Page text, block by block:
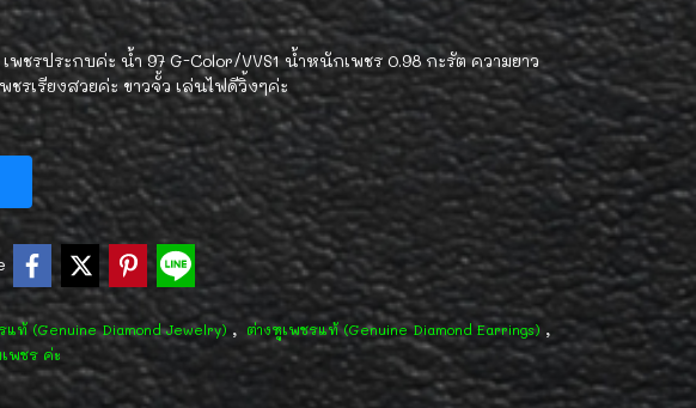
พชรประกบค่ะ น้ำ 97 G-Color/VVS1 น้ำหนักเพชร 0.98 กะรัต ความยาว
รเรียงสวยค่ะ ขาวจั้ว เล่นไฟดีวิ้งๆค่ะ
แท้ (Genuine Diamond Jewelry), ต่างหูเพชรแท้ (Genuine Diamond Earrings) ,
พชร ค่ะ